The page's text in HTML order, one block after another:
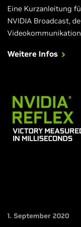
Eine Kurzanleitung
NVIDIA Broadcast,
Weitere Infos
1. September 2020